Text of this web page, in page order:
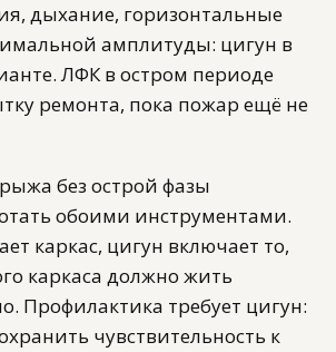
дыхание, горизонтальные
амплитуды: цигун в
ЛФК в остром периоде
ремонта, пока пожар ещё не
без острой фазы
обоими инструментами.
каркас, цигун включает то,
каркаса должно жить
Профилактика требует цигун:
чувствительность к